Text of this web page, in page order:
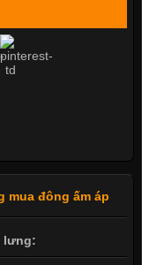
mua đông ấm áp
lưng: